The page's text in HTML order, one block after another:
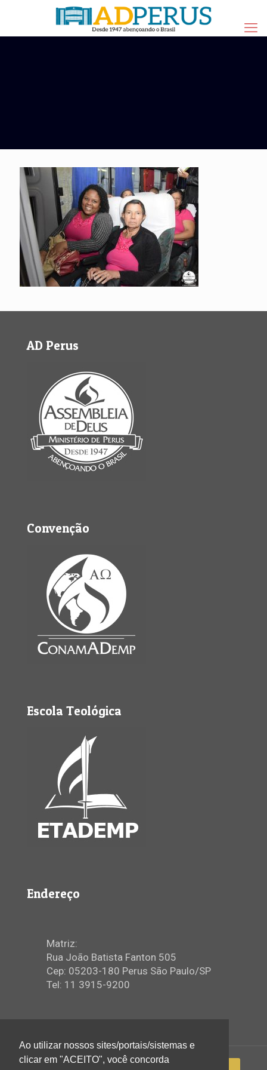
AD Perus
Convenção
Escola Teológica
Endereço
Matriz:
Rua João Batista Fanton 505
Cep: 05203-180 Perus São Paulo/SP
Tel: 11 3915-9200
Ao utilizar nossos sites/portais/sistemas e
clicar em "ACEITO", você concorda